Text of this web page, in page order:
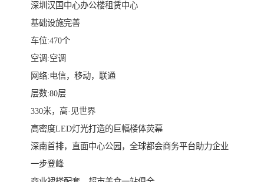
深圳汉国中心办公楼租赁中心
基础设施完善
车位:470个
空调:空调
网络:电信，移动，联通
层数:80层
330米，高·见世界
高密度LED灯光打造的巨幅楼体荧幕
深南首排，直面中心公园，全球都会商务平台助力企业
一步登峰